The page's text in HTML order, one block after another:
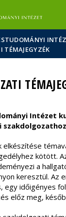
TÉMAJEGYZÉK
Intézet
elkészítése
kötött.
a
keresztül. Az
egy időigényes
előz meg,